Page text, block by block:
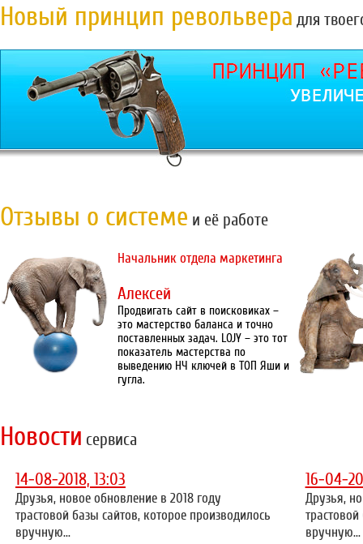
Новый принцип револьвера для
Отзывы о системе и её работе
Начальник отдела маркетинга
Алексей
Продвигать сайт в поисковиках –
это мастерство баланса и точно
поставленных задач. LOJY – это тот
показатель мастерства по
выведению НЧ ключей в ТОП Яши и
гугла.
Новости сервиса
14-08-2018, 13:03
Друзья, новое обновление в 2018 году
трастовой базы сайтов, которое производилось
вручную...
16-04-
Друзья,
вручную...